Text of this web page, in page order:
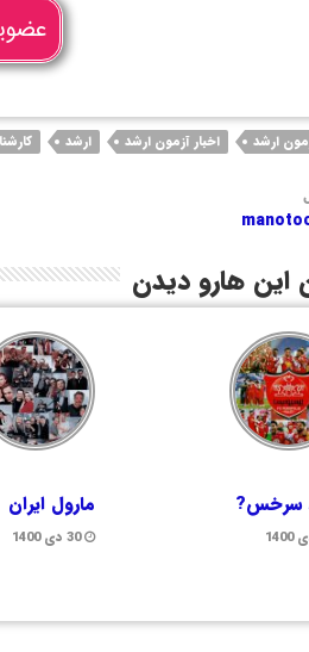
ارشد اخبار آزمون ارشد ارشد
این هارو دیدن
سرخس? مارول ایران
30 دی 1400